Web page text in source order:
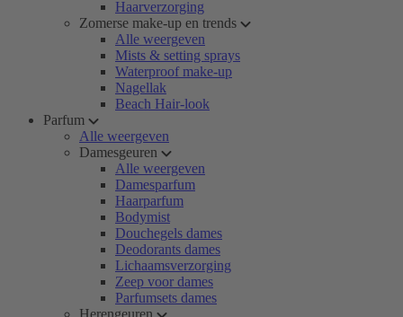
Haarverzorging
Zomerse make-up en trends
Alle weergeven
Mists & setting sprays
Waterproof make-up
Nagellak
Beach Hair-look
Parfum
Alle weergeven
Damesgeuren
Alle weergeven
Damesparfum
Haarparfum
Bodymist
Douchegels dames
Deodorants dames
Lichaamsverzorging
Zeep voor dames
Parfumsets dames
Herengeuren